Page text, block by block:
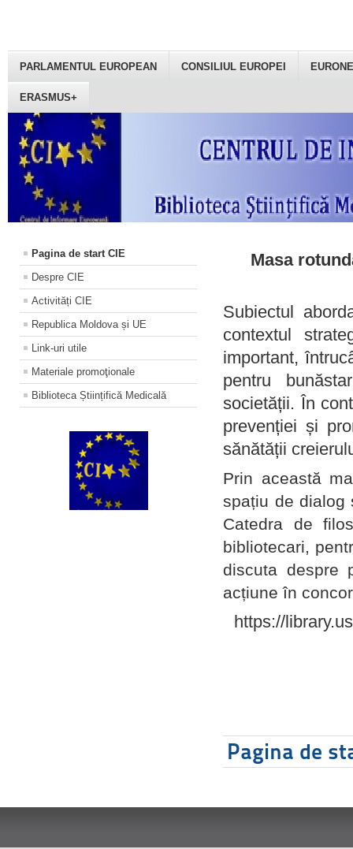
PARLAMENTUL EUROPEAN CONSILIUL EUROPEI
ERASMUS+
Pagina de start CIE
Despre CIE
Activități CIE
Republica Moldova și UE
Link-uri utile
Materiale promoţionale
Biblioteca Științifică Medicală
Masa
Subiectul
contextul
important,
pentru
societății. În
prevenției și
sănătății
Prin această
spațiu de dialog
Catedra de
bibliotecari,
discuta despre
acțiune în
https://
Pagina de